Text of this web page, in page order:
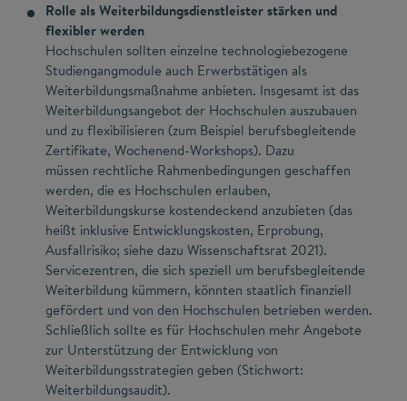
Rolle als Weiterbildungsdienstleister stärken und
flexibler werden
Hochschulen sollten einzelne technologiebezogene
Studiengangmodule auch Erwerbstätigen als
Weiterbildungsmaßnahme anbieten. Insgesamt ist das
Weiterbildungsangebot der Hochschulen auszubauen
und zu flexibilisieren (zum Beispiel berufsbegleitende
Zertifikate, Wochenend-Workshops). Dazu
müssen rechtliche Rahmenbedingungen geschaffen
werden, die es Hochschulen erlauben,
Weiterbildungskurse kostendeckend anzubieten (das
heißt inklusive Entwicklungskosten, Erprobung,
Ausfallrisiko; siehe dazu Wissenschaftsrat 2021).
Servicezentren, die sich speziell um berufsbegleitende
Weiterbildung kümmern, könnten staatlich finanziell
gefördert und von den Hochschulen betrieben werden.
Schließlich sollte es für Hochschulen mehr Angebote
zur Unterstützung der Entwicklung von
Weiterbildungsstrategien geben (Stichwort:
Weiterbildungsaudit).